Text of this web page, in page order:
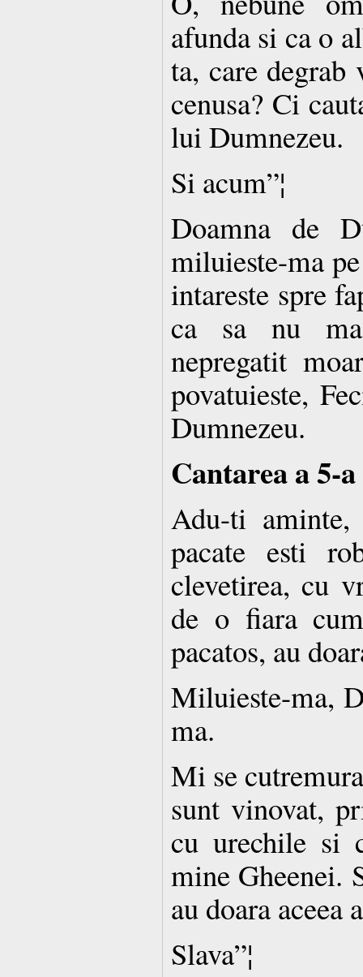
afunda si ca o
ta, care
cenusa? Ci
lui Dumnezeu.
Si acum”¦
Doamna de
miluieste-ma
intareste spre
ca sa nu
nepregatit
povatuieste,
Dumnezeu.
Cantarea a 5-a
Adu-ti
pacate esti
clevetirea, cu
de o fiara
pacatos, au
Miluieste-ma,
ma.
Mi se
sunt vinovat,
cu urechile si
mine Gheenei.
au doara aceea
Slava”¦